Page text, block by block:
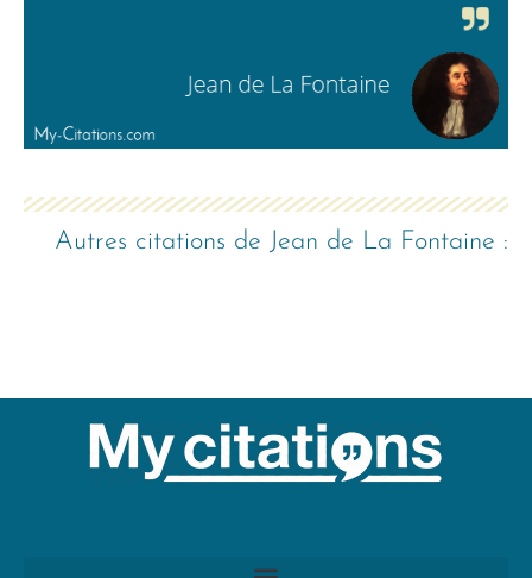
Autres citations de Jean de La Fontaine :